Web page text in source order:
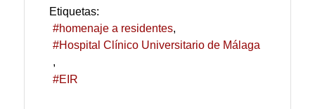
Etiquetas:
homenaje a residentes
Hospital Clínico Universitario de Málaga
EIR